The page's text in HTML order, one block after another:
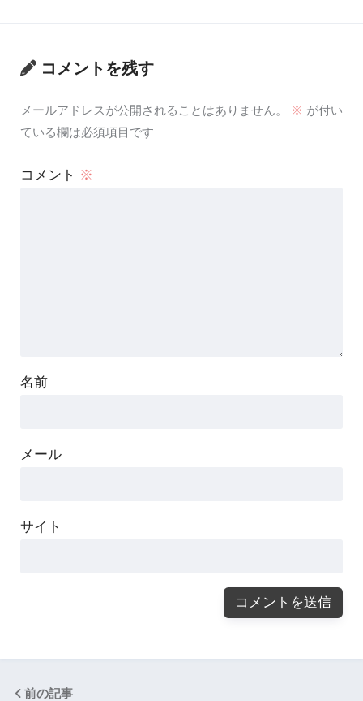
コメントを残す
メールアドレスが公開されることはありません。 ※ が付い
ている欄は必須項目です
コメント ※
名前
メール
サイト
前の記事